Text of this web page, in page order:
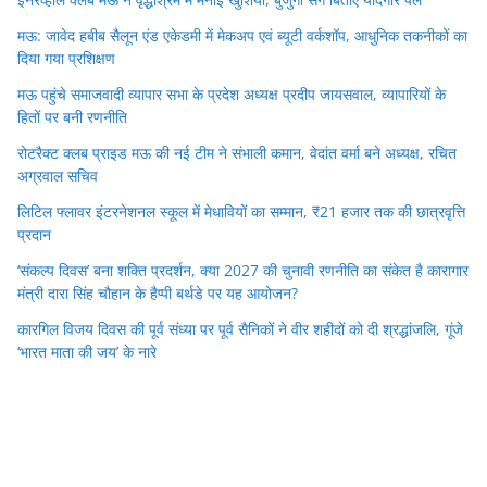
मऊ: जावेद हबीब सैलून एंड एकेडमी में मेकअप एवं ब्यूटी वर्कशॉप, आधुनिक तकनीकों का
दिया गया प्रशिक्षण
मऊ पहुंचे समाजवादी व्यापार सभा के प्रदेश अध्यक्ष प्रदीप जायसवाल, व्यापारियों के
हितों पर बनी रणनीति
रोटरैक्ट क्लब प्राइड मऊ की नई टीम ने संभाली कमान, वेदांत वर्मा बने अध्यक्ष, रचित
अग्रवाल सचिव
लिटिल फ्लावर इंटरनेशनल स्कूल में मेधावियों का सम्मान, ₹21 हजार तक की छात्रवृत्ति
प्रदान
‘संकल्प दिवस’ बना शक्ति प्रदर्शन, क्या 2027 की चुनावी रणनीति का संकेत है कारागार
मंत्री दारा सिंह चौहान के हैप्पी बर्थडे पर यह आयोजन?
कारगिल विजय दिवस की पूर्व संध्या पर पूर्व सैनिकों ने वीर शहीदों को दी श्रद्धांजलि, गूंजे
‘भारत माता की जय’ के नारे